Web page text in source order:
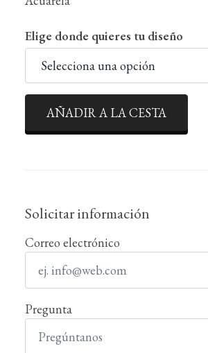
Elige donde quieres tu diseño
AÑADIR A LA CESTA
Solicitar información
Correo electrónico
Pregunta